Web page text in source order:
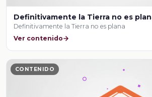
Definitivamente la Tierra no es
Definitivamente la Tierra no es plana
Ver contenido
CONTENIDO